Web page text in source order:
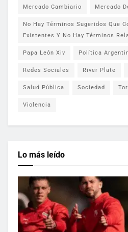
Mercado Cambiario Mercado
No Hay Términos Sugeridos Que
Existentes Y No Hay Términos
Papa León Xiv Política
Redes Sociales River Plate
Salud Pública Sociedad
Violencia
Lo más leído